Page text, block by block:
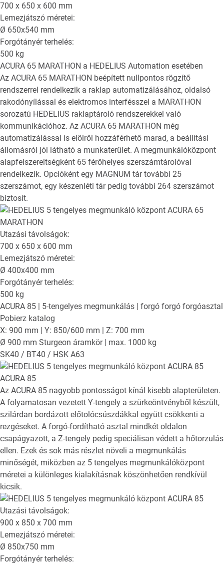
700 x 650 x 600 mm
Lemezjátszó méretei:
Ø 650x540 mm
Forgótányér terhelés:
500 kg
ACURA 65 MARATHON a HEDELIUS Automation esetében
Az ACURA 65 MARATHON beépített nullpontos rögzítő
rendszerrel rendelkezik a raklap automatizálásához, oldalsó
rakodónyílással és elektromos interfésszel a MARATHON
sorozatú HEDELIUS raklaptároló rendszerekkel való
kommunikációhoz. Az ACURA 65 MARATHON még
automatizálással is elölről hozzáférhető marad, a beállítási
állomásról jól látható a munkaterület. A megmunkálóközpont
alapfelszereltségként 65 férőhelyes szerszámtárolóval
rendelkezik. Opcióként egy MAGNUM tár további 25
szerszámot, egy készenléti tár pedig további 264 szerszámot
biztosít.
Utazási távolságok:
700 x 650 x 600 mm
Lemezjátszó méretei:
Ø 400x400 mm
Forgótányér terhelés:
500 kg
ACURA 85 | 5-tengelyes megmunkálás | forgó forgó forgóasztal
Pobierz katalog
X: 900 mm | Y: 850/600 mm | Z: 700 mm
Ø 900 mm Sturgeon áramkör | max. 1000 kg
SK40 / BT40 / HSK A63
ACURA 85
Az ACURA 85 nagyobb pontosságot kínál kisebb alapterületen.
A folyamatosan vezetett Y-tengely a szürkeöntvényből készült,
szilárdan bordázott előtolócsúszdákkal együtt csökkenti a
rezgéseket. A forgó-fordítható asztal mindkét oldalon
csapágyazott, a Z-tengely pedig speciálisan védett a hőtorzulás
ellen. Ezek és sok más részlet növeli a megmunkálás
minőségét, miközben az 5 tengelyes megmunkálóközpont
méretei a különleges kialakításnak köszönhetően rendkívül
kicsik.
Utazási távolságok:
900 x 850 x 700 mm
Lemezjátszó méretei:
Ø 850x750 mm
Forgótányér terhelés: